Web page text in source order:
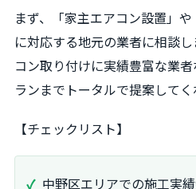
まず、「家主エアコン設置」や
に対応する地元の業者に相談
コン取り付けに実績豊富な業
ランまでトータルで提案してく
【チェックリスト】
中野区エリアでの施工実